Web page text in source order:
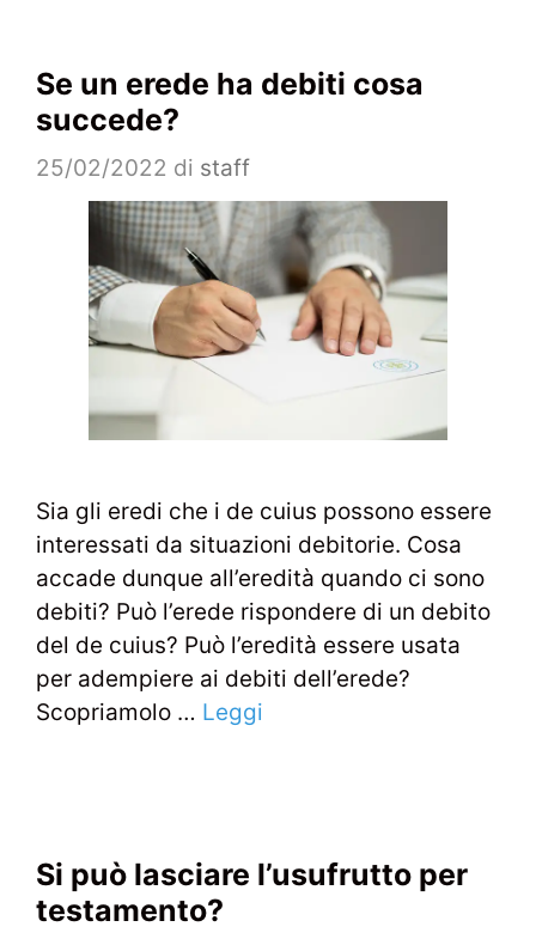
Se un erede ha debiti cosa
succede?
25/02/2022 di staff
Sia gli eredi che i de cuius possono essere
interessati da situazioni debitorie. Cosa
accade dunque all’eredità quando ci sono
debiti? Può l’erede rispondere di un debito
del de cuius? Può l’eredità essere usata
per adempiere ai debiti dell’erede?
Scopriamolo … Leggi
Si può lasciare l’usufrutto per
testamento?